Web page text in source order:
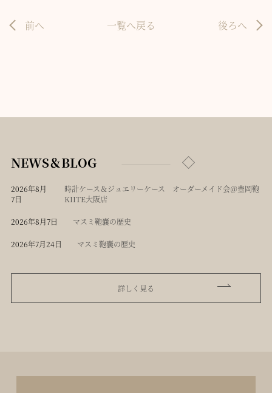
前へ 一覧へ戻る 後ろへ
NEWS＆BLOG
2026年8月
7日
時計ケース＆ジュエリーケース オーダーメイド会＠豊岡鞄
KIITE大阪店
2026年8月7日 マスミ鞄嚢の歴史
2026年7月24日 マスミ鞄嚢の歴史
詳しく見る